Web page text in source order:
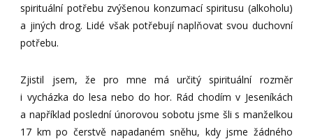
spirituální potřebu zvýšenou konzumací spiritusu (alkoholu)
a jiných drog. Lidé však potřebují naplňovat svou duchovní
potřebu.
Zjistil jsem, že pro mne má určitý spirituální rozměr
i vycházka do lesa nebo do hor. Rád chodím v Jeseníkách
a například poslední únorovou sobotu jsme šli s manželkou
17 km po čerstvě napadaném sněhu, kdy jsme žádného